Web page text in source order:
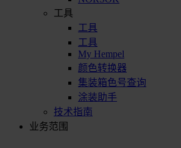
工具
工具
工具
My Hempel
颜色转换器
集装箱色号查询
涂装助手
技术指南
业务范围